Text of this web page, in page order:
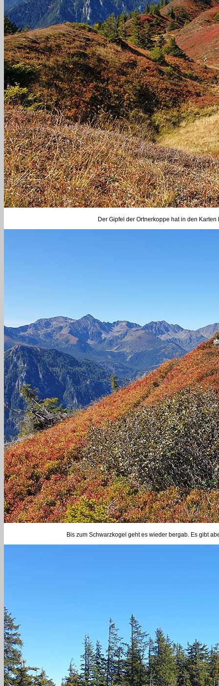
Der Gipfel der Ortnerkoppe hat in den
Bis zum Schwarzkogel geht es wieder bergab. Es gibt